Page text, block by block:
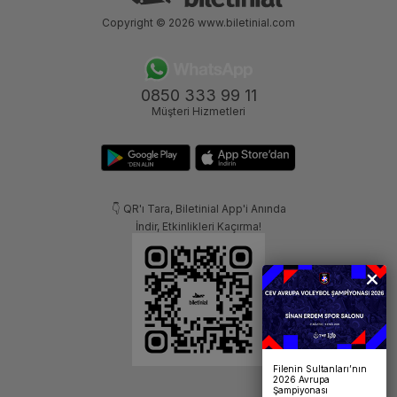
0850 333 99 11
Müşteri Hizmetleri
👇 QR'ı Tara, Biletinial App'i Anında
İndir, Etkinlikleri Kaçırma!
Copyright © 2026 www.biletinial.com
Filenin Sultanları’nın
2026 Avrupa
Şampiyonası